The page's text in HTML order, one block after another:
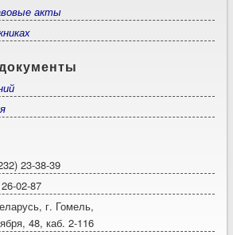
акты
23-38-39
02-87
г. Гомель,
48, каб. 2-116